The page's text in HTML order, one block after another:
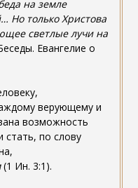
на земле
Но только Христова
светлые лучи на
Евангелие о
верующему и
возможность
стать, по слову
(1 Ин. 3:1).